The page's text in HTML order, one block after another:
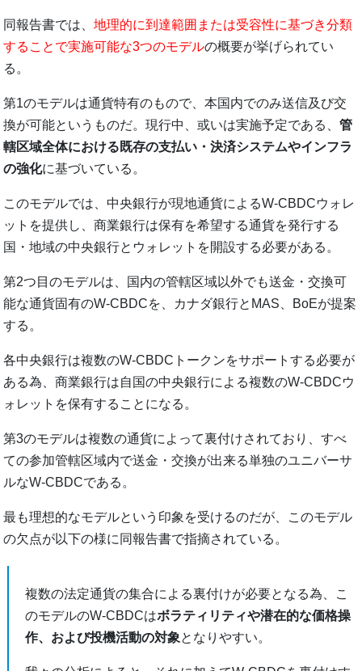
同報告書では、地理的に到達範囲または受容性に基づき分類
することで実施可能な3つのモデルの概要が挙げられてい
る。
第1のモデルは通貨特有のもので、本国内でのみ送信及び交
換が可能というものだ。現行中、或いは実施予定である、管
轄区域全体における既存の支払い・決済システムやインフラ
の強化に基づいている。
このモデルでは、中央銀行が現地通貨によるW-CBDCウォレ
ットを提供し、商業銀行は保有を希望する通貨を発行する
国・地域の中央銀行とウォレットを開設する必要がある。
第2つ目のモデルは、国内の管轄区域以外でも送金・交換可
能な通貨固有のW-CBDCを、カナダ銀行とMAS、BoEが提案
する。
各中央銀行は複数のW-CBDCトークンをサポートする必要が
ある為、商業銀行は自国の中央銀行による複数のW-CBDCウ
ォレットを保有することになる。
第3のモデルは複数の通貨によって裏付けされており、すべ
ての参加管轄区域内で送金・交換が出来る単独のユニバーサ
ルなW-CBDCである。
最も理想的なモデルという印象を受けるのだが、このモデル
の欠点が以下の様に同報告書で指摘されている。
複数の法定通貨の集合による裏付けが必要となる為、こ
のモデルのW-CBDCはボラティリティや潜在的な価格操
作、および投機活動の対象となりやすい。